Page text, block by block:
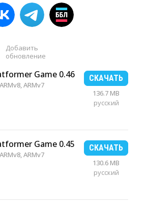
Добавить
обновление
Game 0.46
ARMv8, ARMv7
СКАЧАТЬ
136.7 MB
русский
Game 0.45
ARMv8, ARMv7
СКАЧАТЬ
130.6 MB
русский